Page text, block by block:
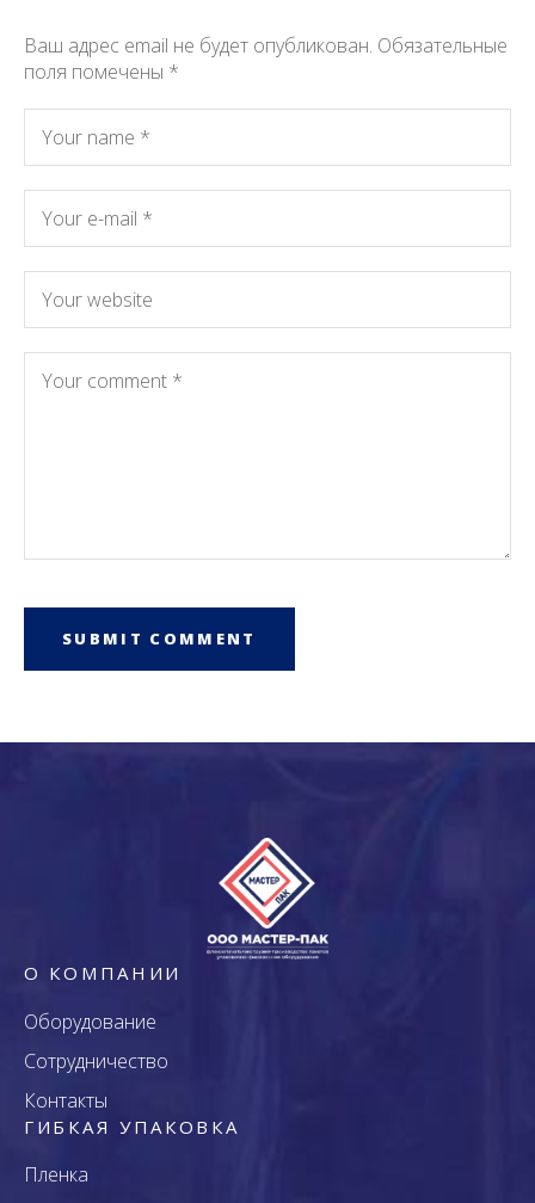
Ваш адрес email не будет опубликован. Обязательные
поля помечены *
О КОМПАНИИ
Оборудование
Сотрудничество
Контакты
ГИБКАЯ УПАКОВКА
Пленка